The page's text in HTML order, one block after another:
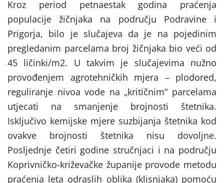
Kroz period petnaestak godina praćenja
populacije žičnjaka na području Podravine i
Prigorja, bilo je slučajeva da je na pojedinim
pregledanim parcelama broj žičnjaka bio veći od
45 ličinki/m2. U takvim je slučajevima nužno
provođenjem agrotehničkih mjera – plodored,
reguliranje nivoa vode na „kritičnim“ parcelama
utjecati na smanjenje brojnosti štetnika.
Isključivo kemijske mjere suzbijanja štetnika kod
ovakve brojnosti štetnika nisu dovoljne.
Posljednje četiri godine stručnjaci i na području
Koprivničko-križevačke županije provode metodu
praćenja leta odraslih oblika (klisnjaka) pomoću